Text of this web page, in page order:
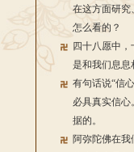
在这方面研究
怎么看的？
四十八愿中
是和我们息息
有句话说“信
必具真实信心
据的。
阿弥陀佛在我